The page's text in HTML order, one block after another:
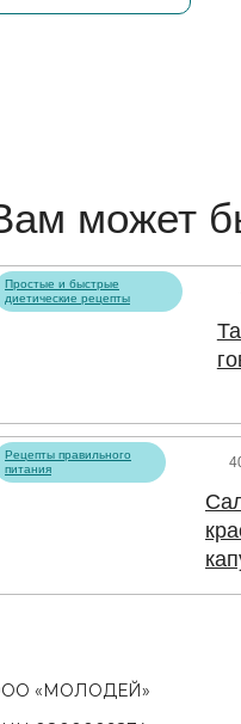
может
Простые и быстрые
диетические рецепты
Рецепты правильного
питания
«МОЛОДЕЙ»